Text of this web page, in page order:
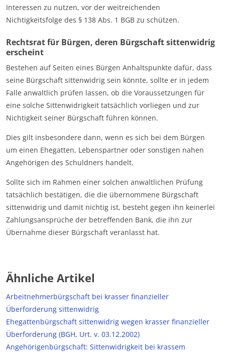
Interessen zu nutzen, vor der weitreichenden
Nichtigkeitsfolge des § 138 Abs. 1 BGB zu schützen.
Rechtsrat für Bürgen, deren Bürgschaft sittenwidrig
erscheint
Bestehen auf Seiten eines Bürgen Anhaltspunkte dafür, dass
seine Bürgschaft sittenwidrig sein könnte, sollte er in jedem
Falle anwaltlich prüfen lassen, ob die Voraussetzungen für
eine solche Sittenwidrigkeit tatsächlich vorliegen und zur
Nichtigkeit seiner Bürgschaft führen können.
Dies gilt insbesondere dann, wenn es sich bei dem Bürgen
um einen Ehegatten, Lebenspartner oder sonstigen nahen
Angehörigen des Schuldners handelt.
Sollte sich im Rahmen einer solchen anwaltlichen Prüfung
tatsächlich bestätigen, die die übernommene Bürgschaft
sittenwidrig und damit nichtig ist, besteht gegen ihn keinerlei
Zahlungsansprüche der betreffenden Bank, die ihn zur
Übernahme dieser Bürgschaft veranlasst hat.
Ähnliche Artikel
Arbeitnehmerbürgschaft bei krasser finanzieller
Überforderung sittenwidrig
Ehegattenbürgschaft sittenwidrig wegen krasser finanzieller
Überforderung (BGH, Urt. v. 03.12.2002)
Angehörigenbürgschaft: Sittenwidrigkeit bei krassem